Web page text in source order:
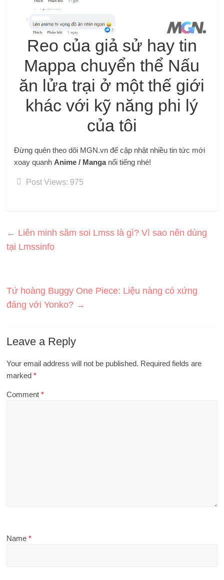
Reo của giả sử hay tin
Mappa chuyển thể Nấu
ăn lửa trại ở một thế giới
khác với kỹ năng phi lý
của tôi
Đừng quên theo dõi MGN.vn để cập nhật nhiều tin tức mới
xoay quanh Anime / Manganổi tiếng nhé!
Post Views: 975
← Liên minh săm soi Lmss là gì? Vì sao nên dùng
tại Lmssinfo
Tứ hoàng Buggy One Piece: Liệu nàng có xứng
đáng với Yonko? →
Leave a Reply
Your email address will not be published. Required fields are
marked*
Comment*
Name*